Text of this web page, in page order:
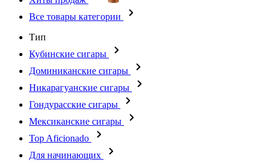
Все товары категории
Тип
Кубинские сигары
Доминиканские сигары
Никарагуанские сигары
Гондурасские сигары
Мексиканские сигары
Top Aficionado
Для начинающих